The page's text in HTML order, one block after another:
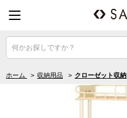
何かお探しですか？
ホーム > 収納用品 > クローゼット収納